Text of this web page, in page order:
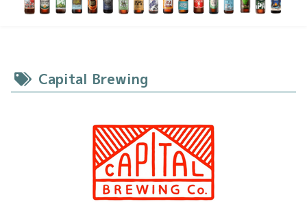
Capital Brewing